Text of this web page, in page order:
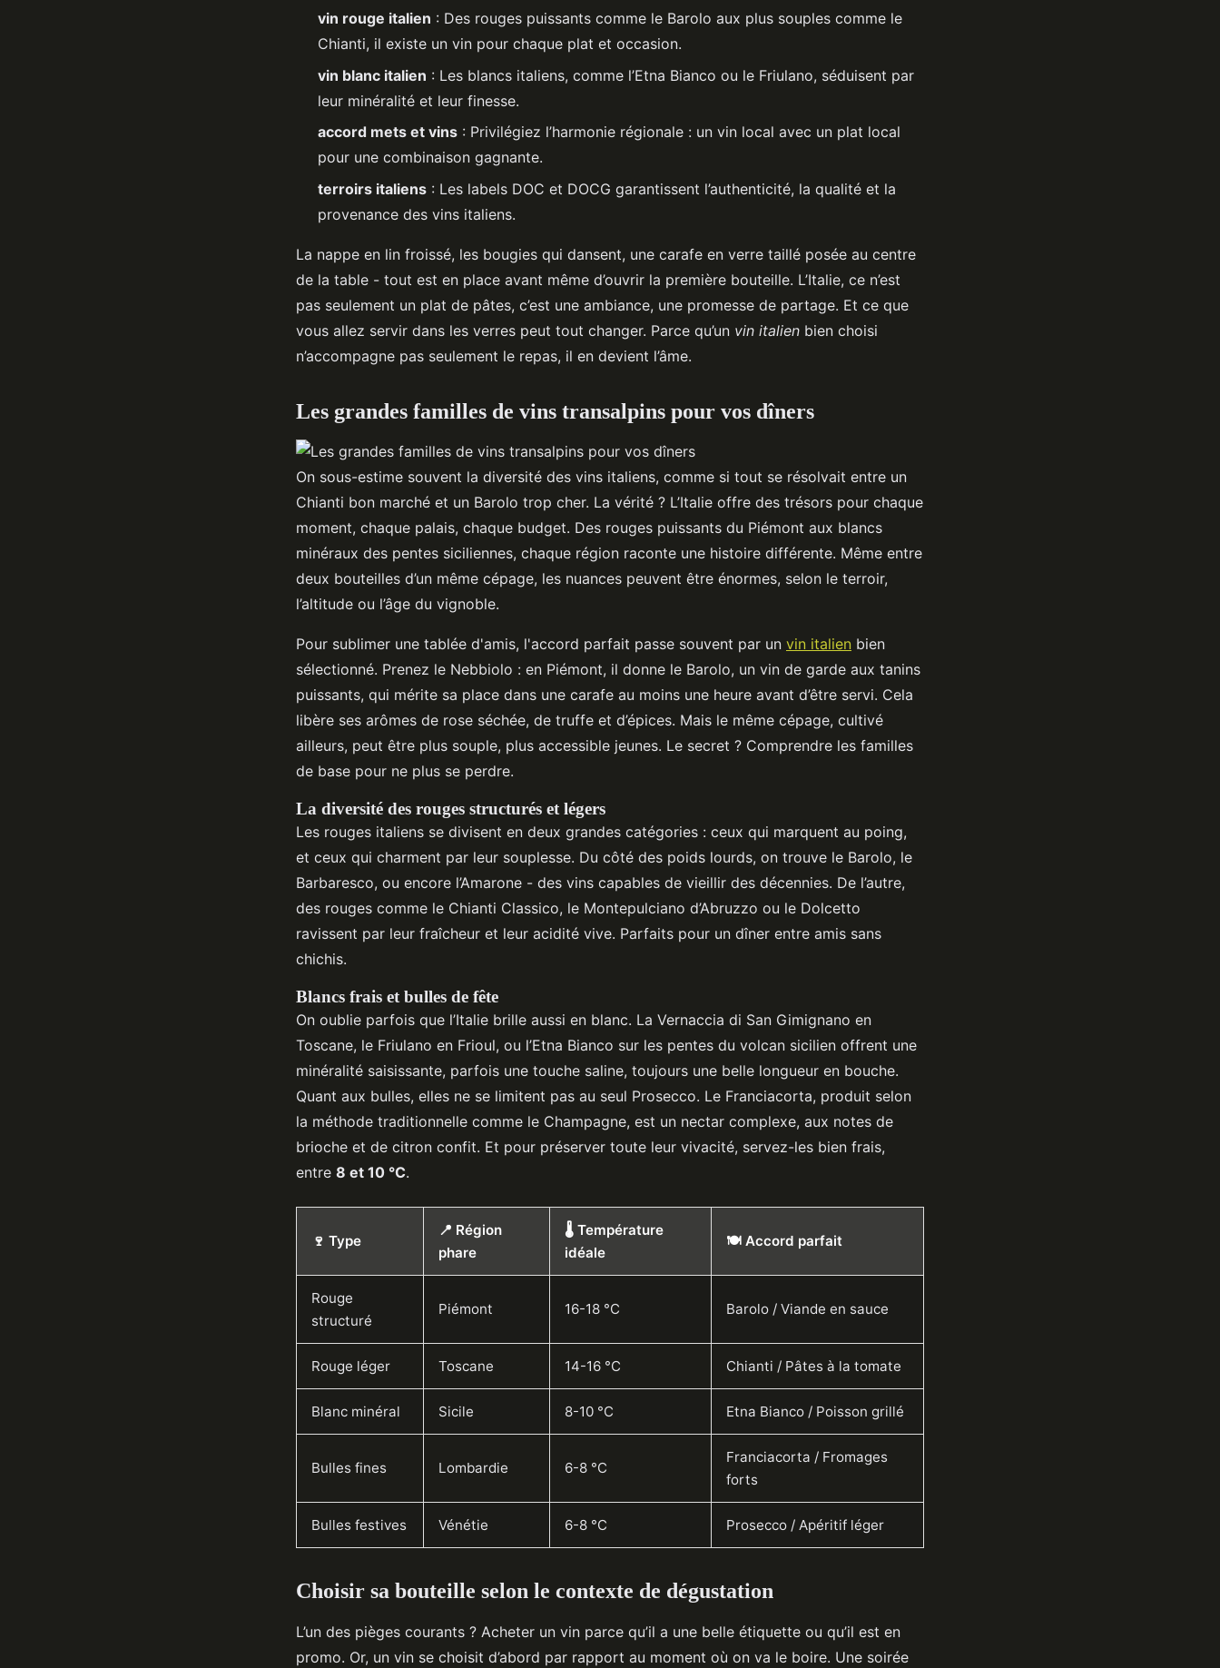
vin rouge italien : Des rouges puissants comme le Barolo aux plus souples comme le
Chianti, il existe un vin pour chaque plat et occasion.
vin blanc italien : Les blancs italiens, comme l’Etna Bianco ou le Friulano, séduisent par
leur minéralité et leur finesse.
accord mets et vins : Privilégiez l’harmonie régionale : un vin local avec un plat local
pour une combinaison gagnante.
terroirs italiens : Les labels DOC et DOCG garantissent l’authenticité, la qualité et la
provenance des vins italiens.
La nappe en lin froissé, les bougies qui dansent, une carafe en verre taillé posée au centre
de la table - tout est en place avant même d’ouvrir la première bouteille. L’Italie, ce n’est
pas seulement un plat de pâtes, c’est une ambiance, une promesse de partage. Et ce que
vous allez servir dans les verres peut tout changer. Parce qu’un vin italien bien choisi
n’accompagne pas seulement le repas, il en devient l’âme.
Les grandes familles de vins transalpins pour vos dîners
On sous-estime souvent la diversité des vins italiens, comme si tout se résolvait entre un
Chianti bon marché et un Barolo trop cher. La vérité ? L’Italie offre des trésors pour chaque
moment, chaque palais, chaque budget. Des rouges puissants du Piémont aux blancs
minéraux des pentes siciliennes, chaque région raconte une histoire différente. Même entre
deux bouteilles d’un même cépage, les nuances peuvent être énormes, selon le terroir,
l’altitude ou l’âge du vignoble.
Pour sublimer une tablée d'amis, l'accord parfait passe souvent par un vin italien bien
sélectionné. Prenez le Nebbiolo : en Piémont, il donne le Barolo, un vin de garde aux tanins
puissants, qui mérite sa place dans une carafe au moins une heure avant d’être servi. Cela
libère ses arômes de rose séchée, de truffe et d’épices. Mais le même cépage, cultivé
ailleurs, peut être plus souple, plus accessible jeunes. Le secret ? Comprendre les familles
de base pour ne plus se perdre.
La diversité des rouges structurés et légers
Les rouges italiens se divisent en deux grandes catégories : ceux qui marquent au poing,
et ceux qui charment par leur souplesse. Du côté des poids lourds, on trouve le Barolo, le
Barbaresco, ou encore l’Amarone - des vins capables de vieillir des décennies. De l’autre,
des rouges comme le Chianti Classico, le Montepulciano d’Abruzzo ou le Dolcetto
ravissent par leur fraîcheur et leur acidité vive. Parfaits pour un dîner entre amis sans
chichis.
Blancs frais et bulles de fête
On oublie parfois que l’Italie brille aussi en blanc. La Vernaccia di San Gimignano en
Toscane, le Friulano en Frioul, ou l’Etna Bianco sur les pentes du volcan sicilien offrent une
minéralité saisissante, parfois une touche saline, toujours une belle longueur en bouche.
Quant aux bulles, elles ne se limitent pas au seul Prosecco. Le Franciacorta, produit selon
la méthode traditionnelle comme le Champagne, est un nectar complexe, aux notes de
brioche et de citron confit. Et pour préserver toute leur vivacité, servez-les bien frais,
entre 8 et 10 °C.
🍷 Type
📍 Région
phare
🌡️ Température
idéale
🍽️ Accord parfait
Rouge
structuré
Piémont 16-18 °C Barolo / Viande en sauce
Rouge léger Toscane 14-16 °C Chianti / Pâtes à la tomate
Blanc minéral Sicile 8-10 °C Etna Bianco / Poisson grillé
Bulles fines Lombardie 6-8 °C
Franciacorta / Fromages
forts
Bulles festives Vénétie 6-8 °C Prosecco / Apéritif léger
Choisir sa bouteille selon le contexte de dégustation
L’un des pièges courants ? Acheter un vin parce qu’il a une belle étiquette ou qu’il est en
promo. Or, un vin se choisit d’abord par rapport au moment où on va le boire. Une soirée